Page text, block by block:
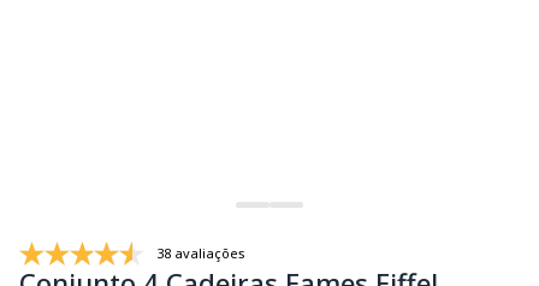
38 avaliações